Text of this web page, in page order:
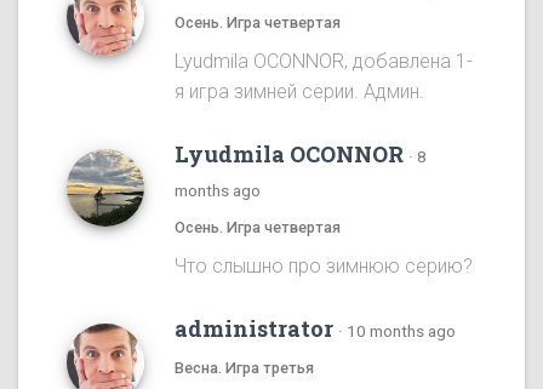
Осень. Игра четвертая
Lyudmila OCONNOR, добавлена 1-
я игра зимней серии. Админ.
Lyudmila OCONNOR · 8
months ago
Осень. Игра четвертая
Что слышно про зимнюю серию?
administrator · 10 months ago
Весна. Игра третья